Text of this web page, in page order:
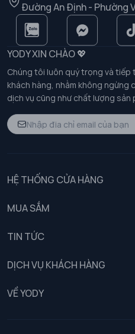
Đường An Định - Phường
YODY XIN CHÀO 💖
Chúng tôi luôn quý trọng và tiếp
khách hàng, nhằm không ngừng
dịch vụ cũng như chất lượng sản
HỆ THỐNG CỬA HÀNG
MUA SẮM
TIN TỨC
DỊCH VỤ KHÁCH HÀNG
Chính sách khách hàng thân thiết
VỀ YODY